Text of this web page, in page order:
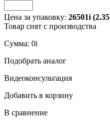
Цена за упаковку: 26501i (2.35
Товар снят с производства
Сумма: 0i
Подобрать аналог
Видеоконсультация
Добавить в корзину
В сравнение